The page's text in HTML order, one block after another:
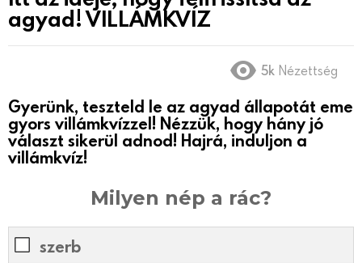
agyad! VILLÁMKVÍZ
5k Nézettség
Gyerünk, teszteld le az agyad állapotát eme
gyors villámkvízzel! Nézzük, hogy hány jó
választ sikerül adnod! Hajrá, induljon a
villámkvíz!
Milyen nép a rác?
szerb